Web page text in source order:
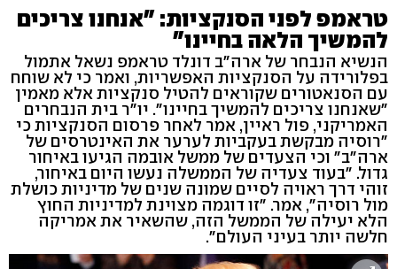
טראמפ לפני הסנקציות: "אנחנו צריכים
להמשיך הלאה בחיינו"
הנשיא הנבחר של ארה"ב דונלד טראמפ נשאל אתמול
בפלורידה על הסנקציות האפשריות, ואמר כי לא שוחח
עם הסנאטורים שקוראים להטיל סנקציות אלא מאמין
"שאנחנו צריכים להמשיך בחיינו". יו"ר בית הנבחרים
האמריקני, פול ראיין, אמר לאחר פרסום הסנקציות כי
"רוסיה מבקשת בעקביות לערער את האינטרסים של
ארה"ב" וכי הצעדים של ממשל אובמה הגיעו באיחור
גדול. "בעוד צעדיה של הממשלה נעשו היום באיחור,
זוהי דרך ראויה לסיים שמונה שנים של מדיניות כושלת
מול רוסיה", אמר. "זו דוגמה מצוינת למדיניות החוץ
הלא יעילה של הממשל הזה, שהשאיר את אמריקה
חלשה יותר בעיני העולם".